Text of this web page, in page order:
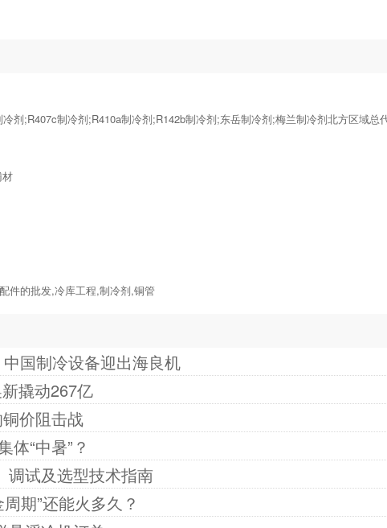
剂;R407c制冷剂;R410a制冷剂;R142b制冷剂;东岳制冷剂;梅兰制冷剂北方区域
件的批发,冷库工程,制冷剂,铜管
国制冷设备迎出海良机
撬动267亿
价阻击战
体“中暑”？
调试及选型技术指南
期”还能火多久？